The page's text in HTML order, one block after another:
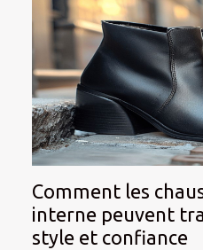
Comment les
interne peuvent
style et confiance